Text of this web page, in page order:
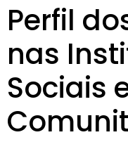
Perfil
nas
Sociais